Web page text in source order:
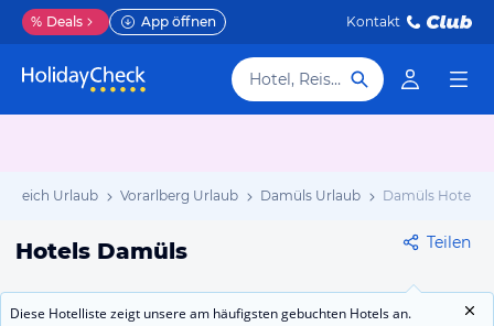
% Deals App öffnen Kontakt
Hotel, Reiseziel
Urlaub Vorarlberg Urlaub Damüls Urlaub Damüls Hotels
Hotels Damüls Teilen
Diese Hotelliste zeigt unsere am häufigsten gebuchten Hotels an.